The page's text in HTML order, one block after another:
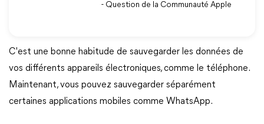
- Question de la Communauté Apple
C'est une bonne habitude de sauvegarder les données de
vos différents appareils électroniques, comme le téléphone.
Maintenant, vous pouvez sauvegarder séparément
certaines applications mobiles comme WhatsApp.